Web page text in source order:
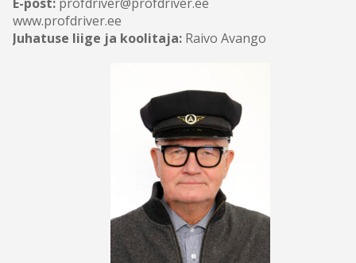
www.profdriver.ee
Juhatuse liige ja koolitaja: Raivo Avango